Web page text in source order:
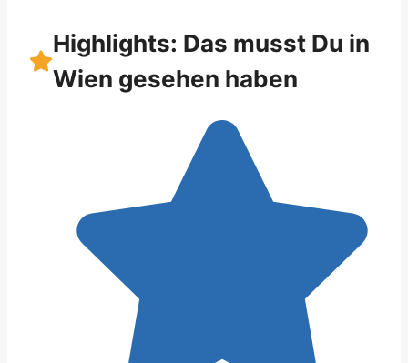
Highlights: Das musst Du in
Wien gesehen haben